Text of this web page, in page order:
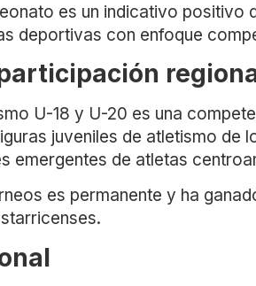
es un indicativo
deportivas con enfoque
U-18 y U-20 es una
juveniles de atletismo
emergentes de atletas
es permanente y ha